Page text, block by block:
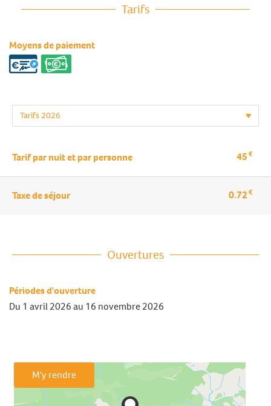
Tarifs
Moyens de paiement
Tarif par nuit et par personne 45€
Taxe de séjour 0.72€
Ouvertures
Périodes d'ouverture
Du 1 avril 2026au 16 novembre 2026
M'y rendre